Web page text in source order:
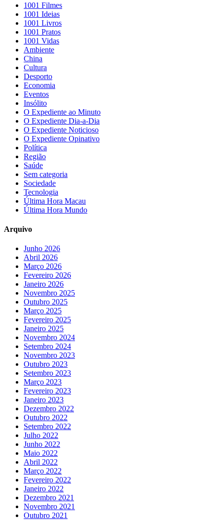
1001 Filmes
1001 Ideias
1001 Livros
1001 Pratos
1001 Vidas
Ambiente
China
Cultura
Desporto
Economia
Eventos
Insólito
O Expediente ao Minuto
O Expediente Dia-a-Dia
O Expediente Noticioso
O Expediente Opinativo
Política
Região
Saúde
Sem categoria
Sociedade
Tecnologia
Última Hora Macau
Última Hora Mundo
Arquivo
Junho 2026
Abril 2026
Março 2026
Fevereiro 2026
Janeiro 2026
Novembro 2025
Outubro 2025
Março 2025
Fevereiro 2025
Janeiro 2025
Novembro 2024
Setembro 2024
Novembro 2023
Outubro 2023
Setembro 2023
Março 2023
Fevereiro 2023
Janeiro 2023
Dezembro 2022
Outubro 2022
Setembro 2022
Julho 2022
Junho 2022
Maio 2022
Abril 2022
Março 2022
Fevereiro 2022
Janeiro 2022
Dezembro 2021
Novembro 2021
Outubro 2021